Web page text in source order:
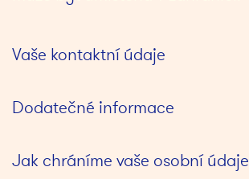
Vaše kontaktní údaje
Dodatečné informace
Jak chráníme vaše osobní údaje